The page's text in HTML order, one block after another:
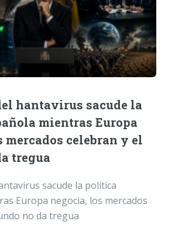
hantavirus sacude la
mientras Europa
mercados celebran y el
tregua
sacude la política
Europa negocia, los mercados
no da tregua